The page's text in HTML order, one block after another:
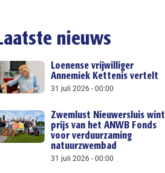
nieuws
Loenense vrijwilliger
Annemiek Kettenis vertelt
31 juli 2026 00:00
Zwemlust Nieuwersluis wint
prijs van het ANWB Fonds
voor verduurzaming
natuurzwembad
31 juli 2026 00:00